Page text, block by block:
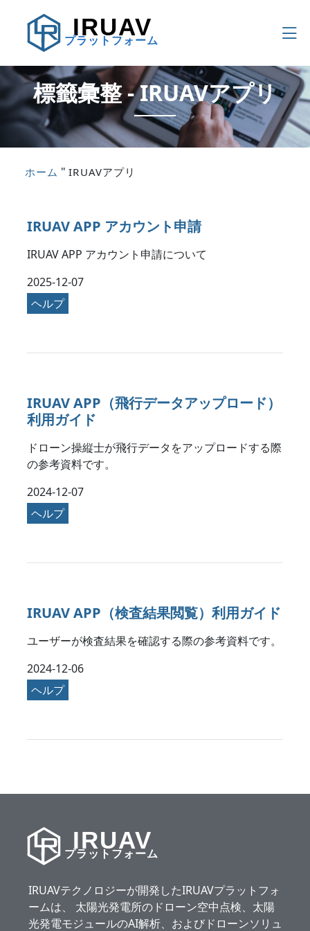
IRUAV
プラットフォーム
標籤彙整 - IRUAVアプリ
ホーム "IRUAVアプリ
IRUAV APP アカウント申請
IRUAV APP アカウント申請について
2025-12-07
ヘルプ
IRUAV APP（飛行データアップロード）
利用ガイド
ドローン操縦士が飛行データをアップロードする際
の参考資料です。
2024-12-07
ヘルプ
IRUAV APP（検査結果閲覧）利用ガイド
ユーザーが検査結果を確認する際の参考資料です。
2024-12-06
ヘルプ
IRUAV
プラットフォーム
IRUAVテクノロジーが開発したIRUAVプラットフォ
ームは、 太陽光発電所のドローン空中点検、太陽
光発電モジュールのAI解析、およびドローンソリュ